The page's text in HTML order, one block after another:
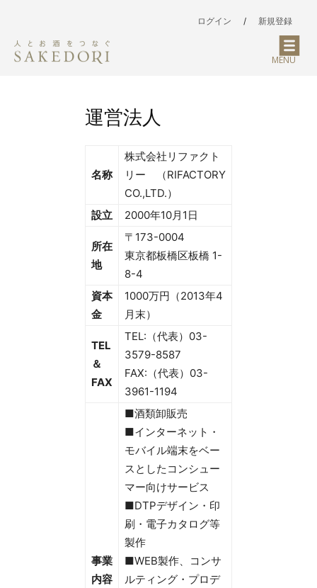
ログイン / 新規登録
MENU
運営法人
名称
株式会社リファクト
リー （RIFACTORY
CO.,LTD.）
設立
2000年10月1日
所在
地
〒173-0004
東京都板橋区板橋 1-
8-4
資本
金
1000万円（2013年4
月末）
TEL
＆
FAX
TEL:（代表）03-
3579-8587
FAX:（代表）03-
3961-1194
事業
内容
■酒類卸販売
■インターネット・
モバイル端末をベー
スとしたコンシュー
マー向けサービス
■DTPデザイン・印
刷・電子カタログ等
製作
■WEB製作、コンサ
ルティング・プロデ